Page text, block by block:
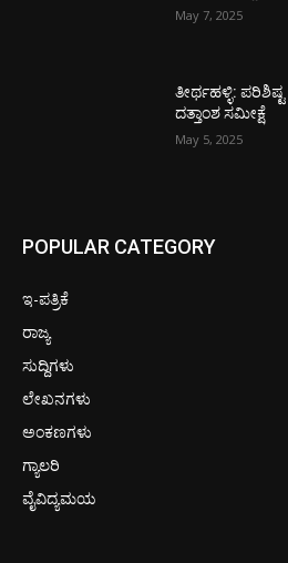
May 7, 2025
ತೀರ್ಥಹಳ್ಳಿ:
ದತ್ತಾಂಶ ಸಮೀಕ್ಷೆ
May 5, 2025
POPULAR CATEGORY
ಇ-ಪತ್ರಿಕೆ
ರಾಜ್ಯ
ಸುದ್ದಿಗಳು
ಲೇಖನಗಳು
ಅಂಕಣಗಳು
ಗ್ಯಾಲರಿ
ವೈವಿದ್ಯಮಯ